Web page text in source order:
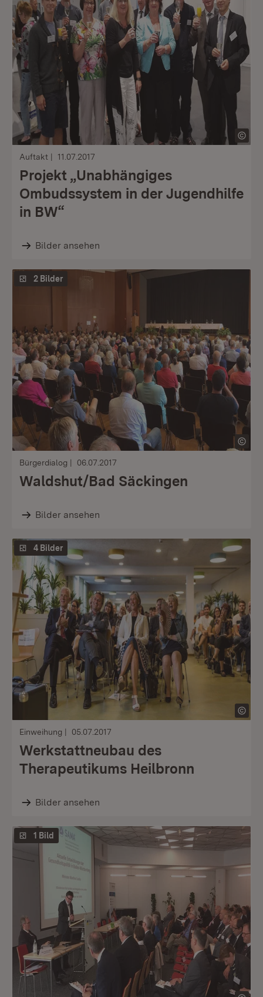
Auftakt 11.07.2017
Projekt „Unabhängiges
Ombudssystem in der Jugendhilfe
in BW“
Bilder ansehen
2 Bilder
Bürgerdialog 06.07.2017
Waldshut/Bad Säckingen
Bilder ansehen
4 Bilder
Einweihung 05.07.2017
Werkstattneubau des
Therapeutikums Heilbronn
Bilder ansehen
1 Bild